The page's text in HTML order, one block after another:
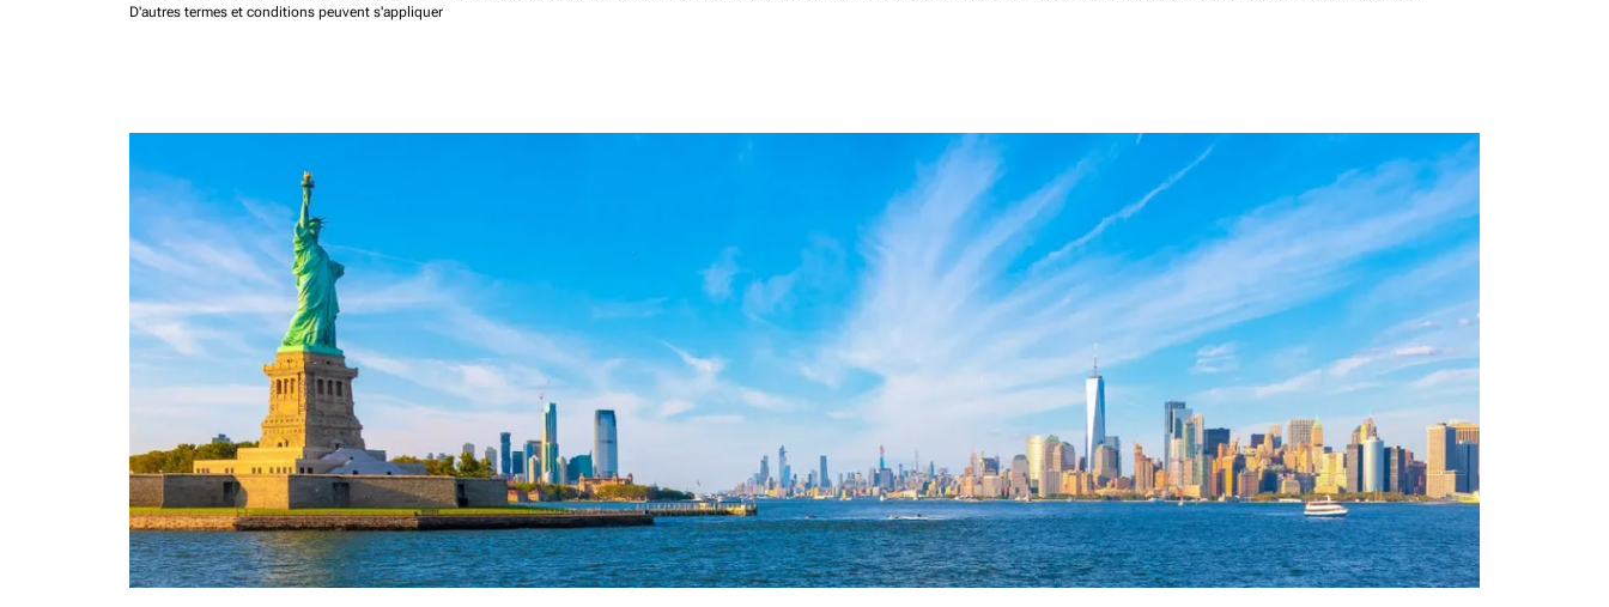
D'autres termes et conditions peuvent s'appliquer